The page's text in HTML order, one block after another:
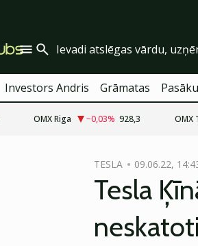
Investors Andris Grāmatas
OMX Riga −0,03% 928,3 OMX
TESLA 09.06.22,
Tesla